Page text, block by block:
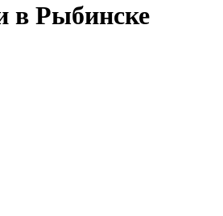
в Рыбинске